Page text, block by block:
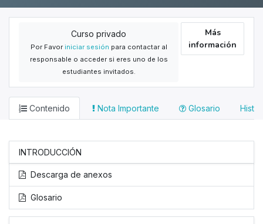
Curso privado
Por Favor iniciar sesión para contactar al
responsable o acceder si eres uno de los
estudiantes invitados.
Más
información
Contenido Nota Importante Glosario
INTRODUCCIÓN
Descarga de anexos
Glosario